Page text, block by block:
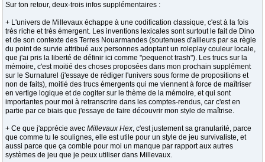
Sur ton retour, deux-trois infos supplémentaires :
+ L'univers de Millevaux échappe à une codification classique, c'est à la fois
très riche et très émergent. Les inventions lexicales sont surtout le fait de Dino
et de son contexte des Terres Nouarmandes (soutenues d'ailleurs par sa règle
du point de survie attribué aux personnes adoptant un roleplay couleur locale,
que j'ai pris la liberté de définir ici comme "pequenot trash"). Les trucs sur la
mémoire, c'est moitié des choses proposées dans mon prochain supplément
sur le Surnaturel (j'essaye de rédiger l'univers sous forme de propositions et
non de faits), moitié des trucs émergents qui me viennent à force de maîtriser
en vertige logique et de cogiter sur le thème de la mémoire, et qui sont
importantes pour moi à retranscrire dans les comptes-rendus, car c'est en
partie par ce biais que j'essaye de faire découvrir mon style de maîtrise.
+ Ce que j'apprécie avec Millevaux Hex, c'est justement sa granularité, parce
que comme tu le soulignes, elle est utile pour un style de jeu survivaliste, et
aussi parce que ça comble pour moi un manque par rapport aux autres
systèmes de jeu que je peux utiliser dans Millevaux.